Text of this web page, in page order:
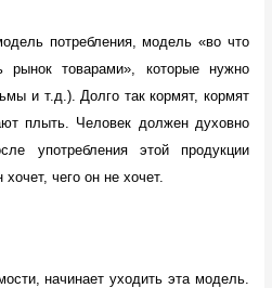
потребления, модель «во что
товарами», которые нужно
и т.д.). Долго так кормят, кормят
плыть. Человек должен духовно
употребления этой продукции
чего он не хочет.
начинает уходить эта модель.